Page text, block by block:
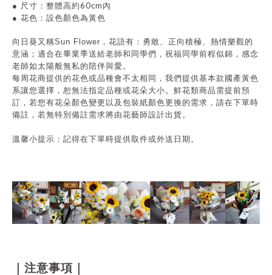
● 尺寸：整體高約60cm內
● 花色：設色顏色為黃色
向日葵又稱Sun Flower，花語有：勇敢、正向積極、熱情樂觀的
意涵；適合在畢業季送給老師和同學們，祝福同學前程似錦，感念
老師如太陽般無私的陪伴與愛。
每周花商提供的花色或品種會不太相同，我們提供基本款國產黃色
系讓您選擇，恕無法指定品種或花朵大小。 鮮花類商品需提前預
訂， 若您有花朵顏色變更以及包裝紙顏色更換的需求，請在下單時
備註，若無特別備註需求將由花藝師設計出貨。
溫馨小提示：記得在下單時提供取件或外送日期。
｜注意事項｜